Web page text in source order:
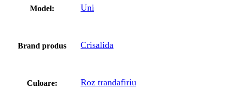
Model: Uni
Brand produs Crisalida
Culoare: Roz trandafiriu